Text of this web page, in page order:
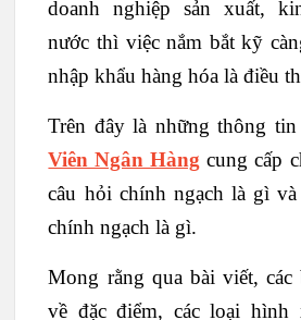
doanh nghiệp sản xuất,
nước thì việc nắm bắt kỹ
nhập khẩu hàng hóa là điều
Trên đây là những thông tin
Viên Ngân Hàng cung cấp
câu hỏi chính ngạch là gì
chính ngạch là gì.
Mong rằng qua bài viết, các
về đặc điểm, các loại hình